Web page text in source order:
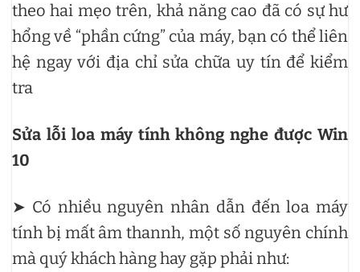
theo hai mẹo trên, khả năng cao đã có sự hư
hổng về “phần cứng” của máy, bạn có thể liên
hệ ngay với địa chỉ sửa chữa uy tín để kiểm
tra
Sửa lỗi loa máy tính không nghe được Win
10
➤ Có nhiều nguyên nhân dẫn đến loa máy
tính bị mất âm thannh, một số nguyên chính
mà quý khách hàng hay gặp phải như: